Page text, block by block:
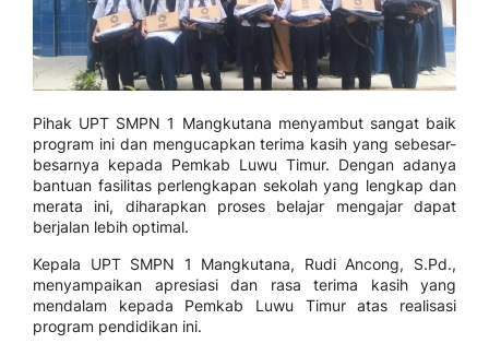
Pihak UPT SMPN 1 Mangkutana menyambut sangat baik
program ini dan mengucapkan terima kasih yang sebesar-
besarnya kepada Pemkab Luwu Timur. Dengan adanya
bantuan fasilitas perlengkapan sekolah yang lengkap dan
merata ini, diharapkan proses belajar mengajar dapat
berjalan lebih optimal.
Kepala UPT SMPN 1 Mangkutana, Rudi Ancong, S.Pd.,
menyampaikan apresiasi dan rasa terima kasih yang
mendalam kepada Pemkab Luwu Timur atas realisasi
program pendidikan ini.